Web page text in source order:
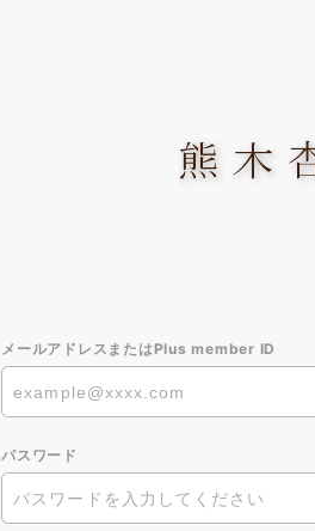
メールアドレスまたはPlus member ID
パスワード